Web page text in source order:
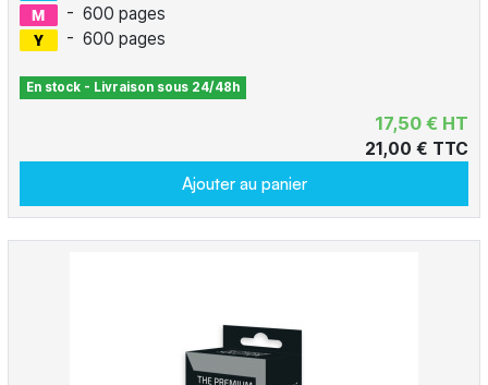
- 600 pages
- 600 pages
En stock - Livraison sous 24/48h
17,50 € HT
21,00 € TTC
Ajouter au panier